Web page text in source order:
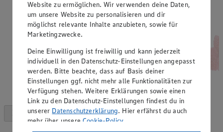
Website zu ermöglichen. Wir verwenden deine Daten,
um unsere Website zu personalisieren und dir
möglichst relevante Inhalte anzubieten, sowie für
Marketingzwecke.
Deine Einwilligung ist freiwillig und kann jederzeit
individuell in den Datenschutz-Einstellungen angepasst
werden. Bitte beachte, dass auf Basis deiner
Einstellungen ggf. nicht mehr alle Funktionalitäten zur
Verfügung stehen. Weitere Erklärungen sowie einen
Link zu den Datenschutz-Einstellungen findest du in
unserer Datenschutzerklärung. Hier erfährst du auch
mehr über unsereCookie-Policy.